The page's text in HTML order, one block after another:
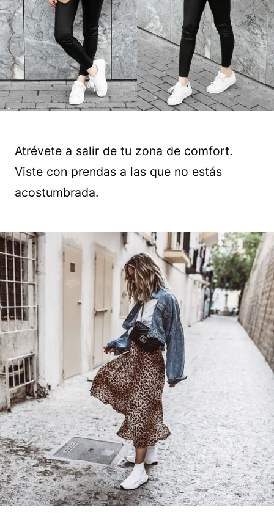
Atrévete a salir de tu zona de comfort.
Viste con prendas a las que no estás
acostumbrada.